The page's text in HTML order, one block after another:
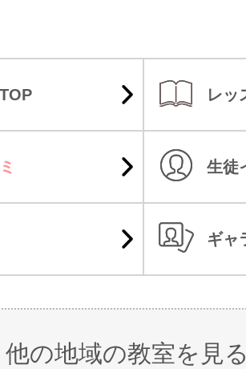
レッ
生徒
ギャ
他の地域の教室を見